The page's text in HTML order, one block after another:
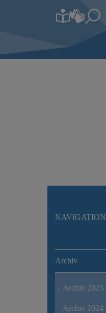
NAVIGATION
Archiv
Archiv 2025
Archiv 2024